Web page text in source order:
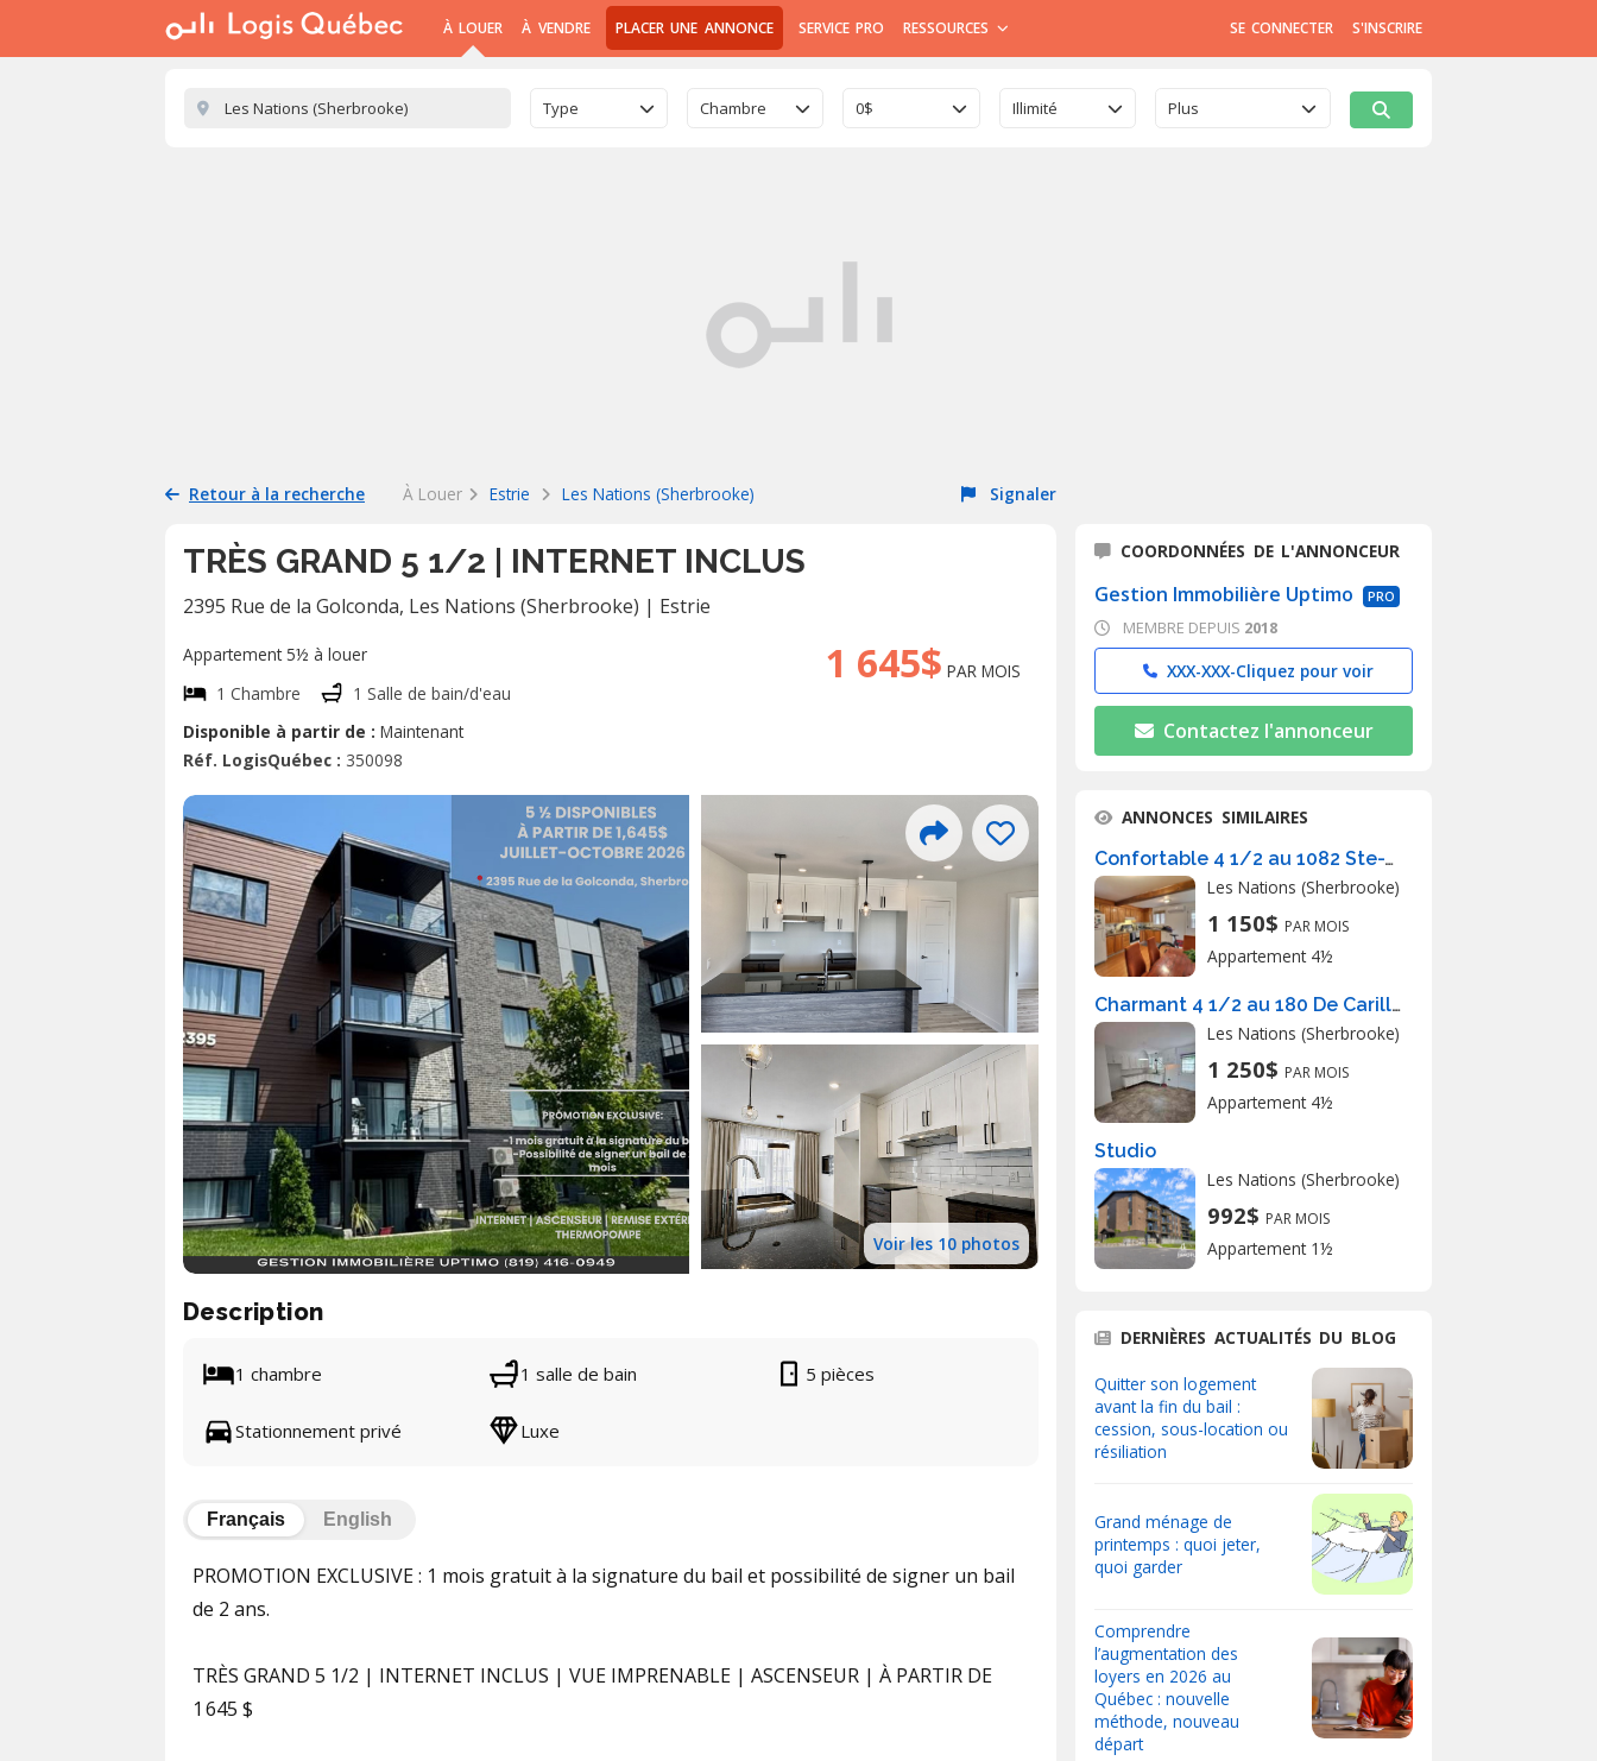
À LOUER À VENDRE PLACER UNE ANNONCE SERVICE PRO RESSOURCES SE CONNECTER S'INSCRIRE
Type Chambre 0$ Illimité Plus
Retour à la recherche À Louer Estrie Les Nations (Sherbrooke) Signaler
TRÈS GRAND 5 1/2 | INTERNET INCLUS
2395 Rue de la Golconda, Les Nations (Sherbrooke) | Estrie
1 645$ PAR MOIS
Appartement 5½ à louer
1 Chambre
1 Salle de bain/d'eau
Disponible à partir de : Maintenant
Réf. LogisQuébec : 350098
Voir les 10 photos
Description
1 chambre 1 salle de bain 5 pièces
Stationnement privé Luxe
Français English
PROMOTION EXCLUSIVE : 1 mois gratuit à la signature du bail et possibilité de signer un bail
de 2 ans.
TRÈS GRAND 5 1/2 | INTERNET INCLUS | VUE IMPRENABLE | ASCENSEUR | À PARTIR DE
1 645 $
COORDONNÉES DE L'ANNONCEUR
Gestion Immobilière Uptimo PRO
MEMBRE DEPUIS 2018
XXX-XXX-Cliquez pour voir
Contactez l'annonceur
ANNONCES SIMILAIRES
Confortable 4 1/2 au 1082 Ste-Thérèse
Les Nations (Sherbrooke)
1 150$ PAR MOIS
Appartement 4½
Charmant 4 1/2 au 180 De Carillon app 2
Les Nations (Sherbrooke)
1 250$ PAR MOIS
Appartement 4½
Studio
Les Nations (Sherbrooke)
992$ PAR MOIS
Appartement 1½
DERNIÈRES ACTUALITÉS DU BLOG
Quitter son logement
avant la fin du bail :
cession, sous-location ou
résiliation
Grand ménage de
printemps : quoi jeter,
quoi garder
Comprendre
l’augmentation des
loyers en 2026 au
Québec : nouvelle
méthode, nouveau
départ